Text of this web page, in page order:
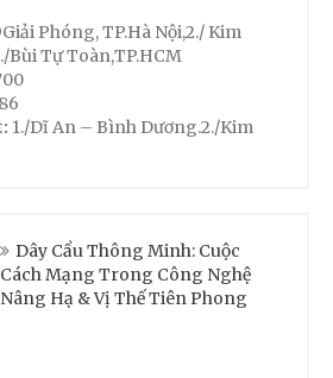
Phóng, TP.Hà Nội,2./ Kim
Bùi Tự Toàn,TP.HCM
1./Dĩ An – Bình Dương.2./Kim
Dây Cẩu Thông Minh: Cuộc
Cách Mạng Trong Công Nghệ
Nâng Hạ & Vị Thế Tiên Phong